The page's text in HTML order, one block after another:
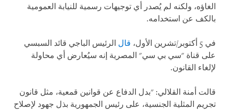
الغاؤه، ولكنه لم يُصدر أي توجيهات رسمية للنيابة العمومية
بالكف عن استخدامه.
في 5 أكتوبر/تشرين الأول، قال الرئيس الباجي قائد السبسي
على قناة "سي بي سي" المصرية إنه سيُعارض أي محاولة
لإلغاء القانون.
قالت أمنة القلالي: "بدل الدفاع عن قوانين قمعية، مثل قانون
تجريم المثلية الجنسية، على رئيس الجمهورية بذل جهود لإصلاح